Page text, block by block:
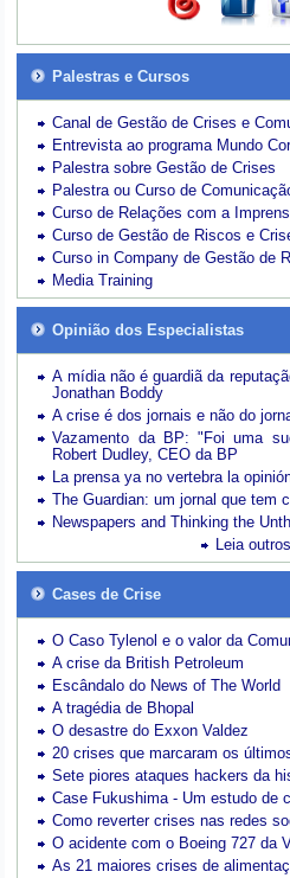
Palestras e Cursos
Canal de Gestão de Crises e
Entrevista ao programa Mundo
Palestra sobre Gestão de Crises
Palestra ou Curso de
Curso de Relações com a
Curso de Gestão de Riscos e
Curso in Company de Gestão de
Media Training
Opinião dos Especialistas
A mídia não é guardiã da
Jonathan Boddy
A crise é dos jornais e não do
Vazamento da BP: "Foi uma
Robert Dudley, CEO da BP
La prensa ya no vertebra la
The Guardian: um jornal que tem
Newspapers and Thinking the
Leia
Cases de Crise
O Caso Tylenol e o valor da
A crise da British Petroleum
Escândalo do News of The World
A tragédia de Bhopal
O desastre do Exxon Valdez
20 crises que marcaram os
Sete piores ataques hackers da
Case Fukushima - Um estudo de
Como reverter crises nas redes
O acidente com o Boeing 727 da
As 21 maiores crises de